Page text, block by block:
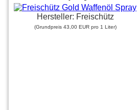
Hersteller: Freischütz
(Grundpreis 43,00 EUR pro 1 Liter)